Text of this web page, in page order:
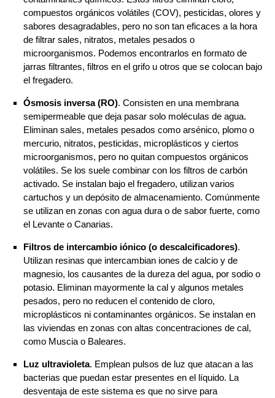
compuestos orgánicos volátiles (COV), pesticidas, olores y
sabores desagradables, pero no son tan eficaces a la hora
de filtrar sales, nitratos, metales pesados o
microorganismos. Podemos encontrarlos en formato de
jarras filtrantes, filtros en el grifo u otros que se colocan bajo
el fregadero.
Ósmosis inversa (RO). Consisten en una membrana
semipermeable que deja pasar solo moléculas de agua.
Eliminan sales, metales pesados como arsénico, plomo o
mercurio, nitratos, pesticidas, microplásticos y ciertos
microorganismos, pero no quitan compuestos orgánicos
volátiles. Se los suele combinar con los filtros de carbón
activado. Se instalan bajo el fregadero, utilizan varios
cartuchos y un depósito de almacenamiento. Comúnmente
se utilizan en zonas con agua dura o de sabor fuerte, como
el Levante o Canarias.
Filtros de intercambio iónico (o descalcificadores).
Utilizan resinas que intercambian iones de calcio y de
magnesio, los causantes de la dureza del agua, por sodio o
potasio. Eliminan mayormente la cal y algunos metales
pesados, pero no reducen el contenido de cloro,
microplásticos ni contaminantes orgánicos. Se instalan en
las viviendas en zonas con altas concentraciones de cal,
como Muscia o Baleares.
Luz ultravioleta. Emplean pulsos de luz que atacan a las
bacterias que puedan estar presentes en el líquido. La
desventaja de este sistema es que no sirve para